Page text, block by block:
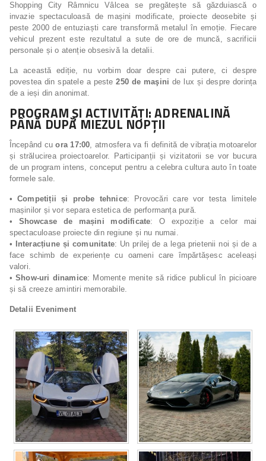
Shopping City Râmnicu Vâlcea se pregătește să găzduiască o
invazie spectaculoasă de mașini modificate, proiecte deosebite și
peste 2000 de entuziaști care transformă metalul în emoție. Fiecare
vehicul prezent este rezultatul a sute de ore de muncă, sacrificii
personale și o atenție obsesivă la detalii.
La această ediție, nu vorbim doar despre cai putere, ci despre
povestea din spatele a peste250 de maşini de lux și despre dorința
de a ieși din anonimat.
PROGRAM ȘI ACTIVITĂȚI: ADRENALINĂ
PÂNĂ DUPĂ MIEZUL NOPȚII
Începând cuora 17:00, atmosfera va fi definită de vibrația motoarelor
și strălucirea proiectoarelor. Participanții și vizitatorii se vor bucura
de un program intens, conceput pentru a celebra cultura auto în toate
formele sale.
• Competiții și probe tehnice: Provocări care vor testa limitele
mașinilor și vor separa estetica de performanța pură.
• Showcase de mașini modificate: O expoziție a celor mai
spectaculoase proiecte din regiune și nu numai.
•
Interacțiune și comunitate: Un prilej de a lega prietenii noi și de a
face schimb de experiențe cu oameni care împărtășesc aceleași
valori.
• Show-uri dinamice: Momente menite să ridice publicul în picioare
și să creeze amintiri memorabile.
Detalii Eveniment